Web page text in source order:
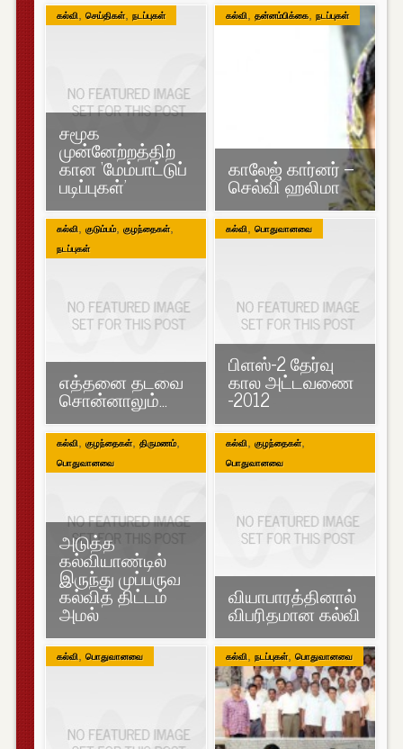
கல்வி, செய்திகள், நடப்புகள்
சமூக
முன்னேற்றத்திற்
கான ‘மேம்பாட்டுப்
படிப்புகள்’
கல்வி, தன்னம்பிக்கை, நடப்புகள்
காலேஜ் கார்னர் –
செல்வி ஹலிமா
கல்வி, குடும்பம், குழந்தைகள்,
நடப்புகள்
எத்தனை தடவை
சொன்னாலும்…
கல்வி, பொதுவானவை
பிளஸ்-2 தேர்வு
கால அட்டவணை
-2012
கல்வி, குழந்தைகள், திருமணம்,
பொதுவானவை
அடுத்த
கல்வியாண்டில்
இருந்து முப்பருவ
கல்வித் திட்டம்
அமல்
கல்வி, குழந்தைகள்,
பொதுவானவை
வியாபாரத்தினால்
விபரிதமான கல்வி
கல்வி, பொதுவானவை கல்வி, நடப்புகள், பொதுவானவை